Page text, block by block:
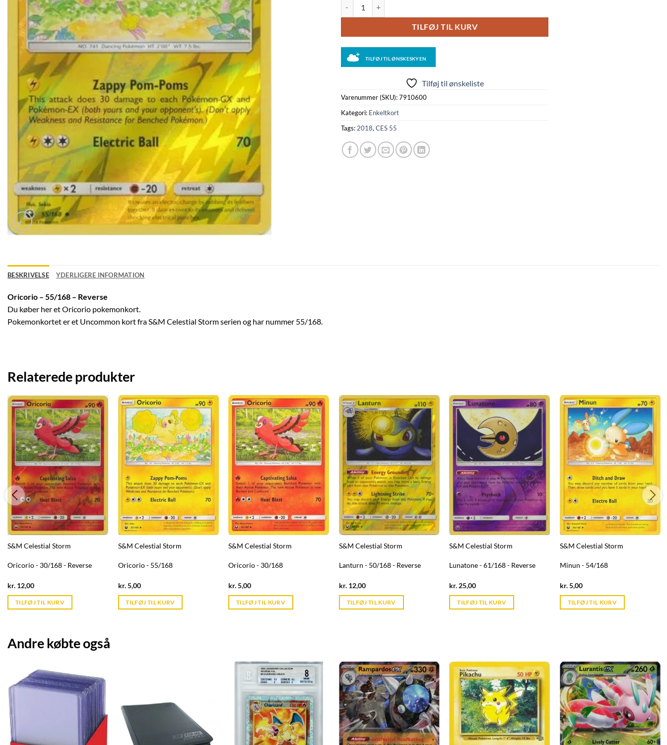
TILFØJ TIL KURV
TILFØJ TIL ØNSKESKYEN
Tilføj til ønskeliste
Varenummer (SKU):7910600
Kategori: Enkeltkort
Tags: 2018, CES 55
BESKRIVELSE YDERLIGERE INFORMATION
Oricorio – 55/168 – Reverse
Du køber her et Oricorio pokemonkort.
Pokemonkortet er et Uncommon kort fra S&M Celestial Storm serien og har nummer 55/168.
Relaterede produkter
S&M Celestial Storm
Oricorio - 30/168 - Reverse
kr. 12,00Current
is:
kr. 39,95.
TILFØJ TIL KURV
S&M Celestial Storm
Oricorio - 55/168
kr.5,00Current
is:
kr. 39,95.
TILFØJ TIL KURV
S&M Celestial Storm
Oricorio - 30/168
kr.5,00Current
is:
kr. 39,95.
TILFØJ TIL KURV
S&M Celestial Storm
Lanturn - 50/168 - Reverse
kr.12,00Current
is:
kr. 39,95.
TILFØJ TIL KURV
S&M Celestial Storm
Lunatone - 61/168 - Reverse
kr. 25,00Current
is:
kr. 39,95.
TILFØJ TIL KURV
S&M Celestial Storm
Minun - 54/168
kr.5,00Current
is:
kr. 39,95.
TILFØJ TIL KURV
Andre købte også